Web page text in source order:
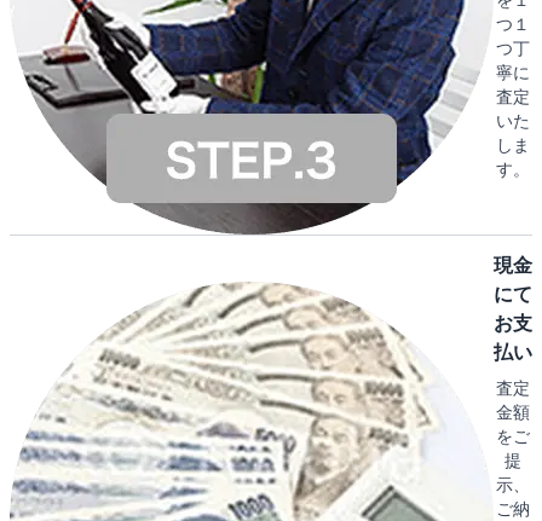
つ１
つ丁
寧に
査定
いた
しま
す。
現金
にて
お支
払い
査定
金額
をご
提
示、
ご納